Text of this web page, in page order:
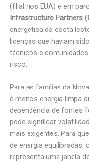
(filial nos EUA) e em
Infrastructure Partners
energética da costa
licenças que haviam
técnicos e
risco.
Para as famílias da
é menos energia limpa
dependência de fontes
pode significar
mais exigentes. Para
de energia
representa uma janela